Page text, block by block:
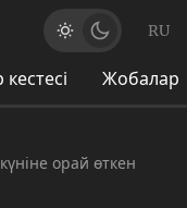
RU
Жобалар
орай өткен